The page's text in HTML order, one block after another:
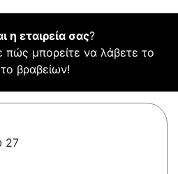
η εταιρεία σας?
πώς μπορείτε να λάβετε το
βραβείων!
27